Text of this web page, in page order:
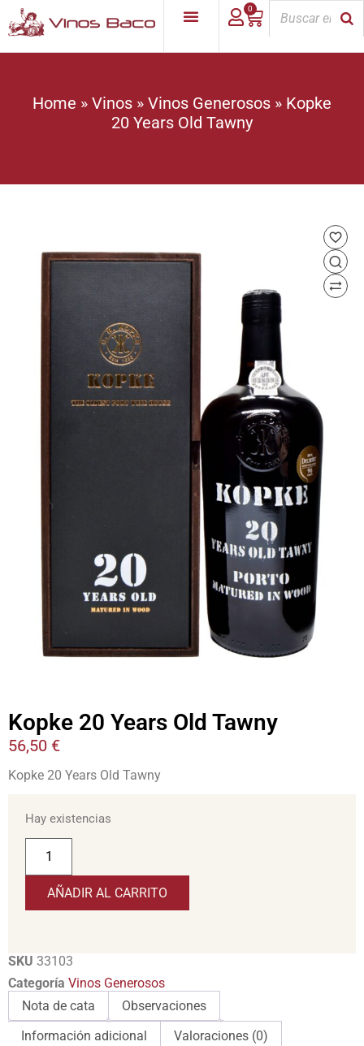
0
Home » Vinos » Vinos Generosos » Kopke
20 Years Old Tawny
Kopke 20 Years Old Tawny
56,50 €
Kopke 20 Years Old Tawny
Hay existencias
AÑADIR AL CARRITO
SKU 33103
Categoría Vinos Generosos
Nota de cata
Observaciones
Información adicional
Valoraciones (0)